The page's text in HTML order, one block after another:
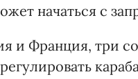
начаться с
и Франция, три